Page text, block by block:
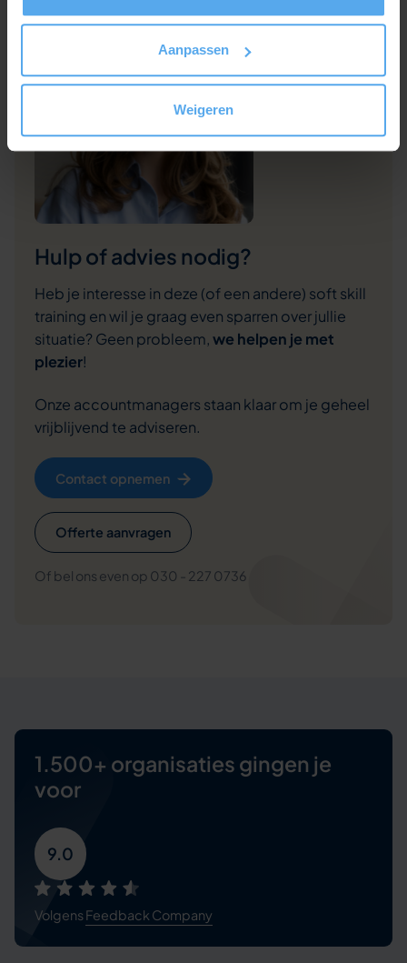
Aanpassen
Weigeren
Hulp of advies nodig?
Heb je interesse in deze (of een andere) soft skill
training en wil je graag even sparren over jullie
situatie? Geen probleem,we helpen je met
plezier!
Onze accountmanagers staan klaar om je geheel
vrijblijvend te adviseren.
Contact opnemen
Offerte aanvragen
Of bel ons even op 030 - 227 0736
1.500+ organisaties gingen je
voor
9.0
VolgensFeedback Company